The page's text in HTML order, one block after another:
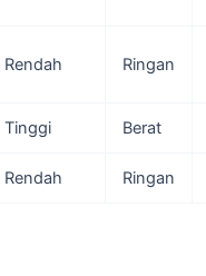
Rendah Ringan
Tinggi Berat
Rendah Ringan